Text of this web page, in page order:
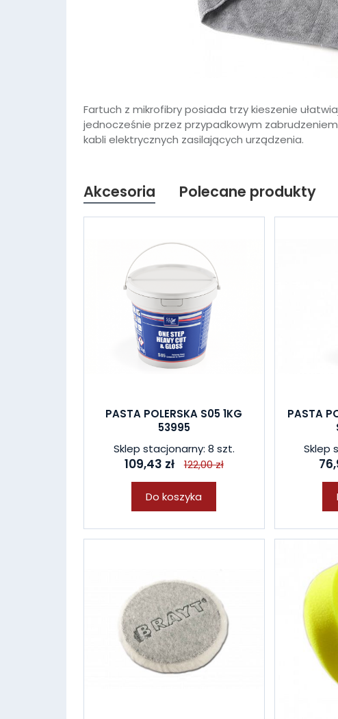
Fartuch z mikrofibry posiada trzy kieszenie
jednocześnie przez przypadkowym
kabli elektrycznych zasilających urządzenia.
Akcesoria Polecane produkty
PASTA POLERSKA S05 1KG
53995
Sklep stacjonarny: 8 szt.
109,43 zł 122,00 zł
Do koszyka
PASTA
Sklep